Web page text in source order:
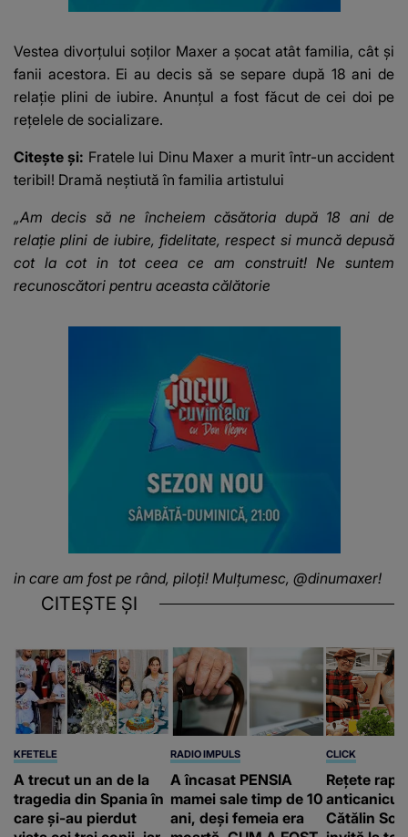
Vestea divorțului soților Maxer a șocat atât familia, cât și
fanii acestora. Ei au decis să se separe după 18 ani de
relație plini de iubire. Anunțul a fost făcut de cei doi pe
rețelele de socializare.
Citește și: Fratele lui Dinu Maxer a murit într-un accident
teribil! Dramă neștiută în familia artistului
„Am decis să ne încheiem căsătoria după 18 ani de
relație plini de iubire, fidelitate, respect si muncă depusă
cot la cot in tot ceea ce am construit! Ne suntem
recunoscători pentru aceasta călătorie
in care am fost pe rând, piloți! Mulțumesc, @dinumaxer!
CITEȘTE ȘI
KFETELE
A trecut un an de la
tragedia din Spania în
care și-au pierdut
RADIO IMPULS
A încasat PENSIA
mamei sale timp de 10
ani, deși femeia era
CLICK
Rețete
Cătălin